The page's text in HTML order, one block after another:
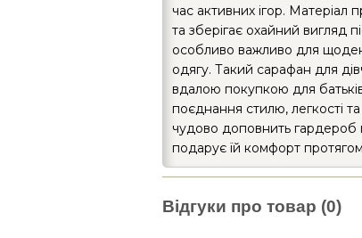
час активних ігор. Матеріал
та зберігає охайний вигляд
особливо важливо для
одягу. Такий сарафан для
вдалою покупкою для
поєднання стилю, легкості та
чудово доповнить гардероб
подарує їй комфорт
Відгуки про товар (0)